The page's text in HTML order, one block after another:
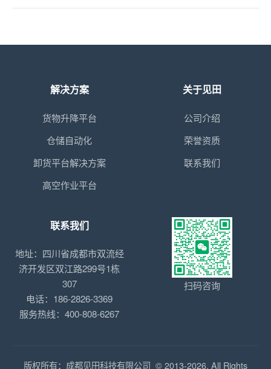
解决方案
货物升降平台
仓储自动化
卸货平台解决方案
高空作业平台
关于见田
公司介绍
荣誉资质
联系我们
联系我们
地址：四川省成都市双流经
济开发区双江路299号1栋
307
电话：186-2826-3369
服务热线：400-808-6267
扫码咨询
版权所有：成都见田科技有限公司 © 2013-2026. All Rights